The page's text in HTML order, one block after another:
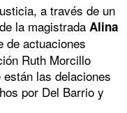
a través de un
la magistrada Alina
de actuaciones
Ruth Morcillo
las delaciones
por Del Barrio y